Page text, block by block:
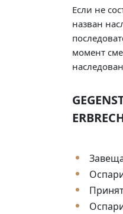
Если не
назван
момент